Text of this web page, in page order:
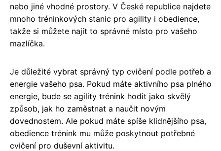
nebo jiné vhodné prostory. V České republice najdete
mnoho tréninkových stanic pro agility i obedience,
takže si můžete najít to správné místo pro vašeho
mazlíčka.
Je důležité vybrat správný typ cvičení podle potřeb a
energie vašeho psa. Pokud máte aktivního psa plného
energie, bude se agility trénink hodit jako skvělý
způsob, jak ho zaměstnat a naučit novým
dovednostem. Ale pokud máte spíše klidnějšího psa,
obedience trénink mu může poskytnout potřebné
cvičení pro duševní aktivitu.